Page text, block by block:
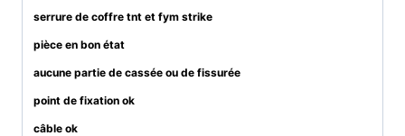
serrure de coffre tnt et fym strike
pièce en bon état
aucune partie de cassée ou de fissurée
point de fixation ok
câble ok